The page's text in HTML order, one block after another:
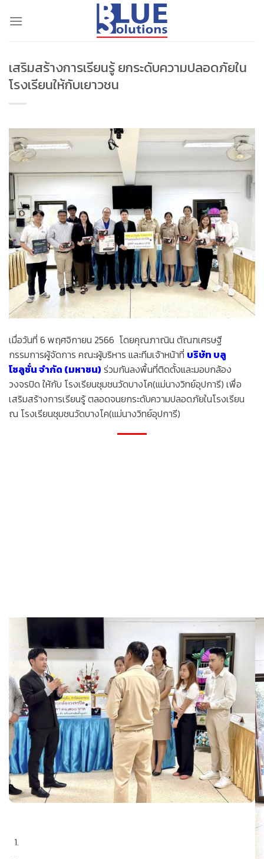
เสริมสร้างการเรียนรู้ ยกระดับความปลอดภัยใน
โรงเรียนให้กับเยาวชน
เมื่อวันที่ 6 พฤศจิกายน 2566 โดยคุณภาณิน ตัณฑเศรษฐี
กรรมการผู้จัดการ คณะผู้บริหาร และทีมเจ้าหน้าที่ บริษัท บลู
โซลูชั่น จำกัด (มหาชน) ร่วมกันลงพื้นที่ติดตั้งและมอบกล้อง
วงจรปิด ให้กับ โรงเรียนชุมชนวัดบางโค(แม่นางวิทย์อุปการี) เพื่อ
เสริมสร้างการเรียนรู้ ตลอดจนยกระดับความปลอดภัยในโรงเรียน
ณ โรงเรียนชุมชนวัดบางโค(แม่นางวิทย์อุปการี)